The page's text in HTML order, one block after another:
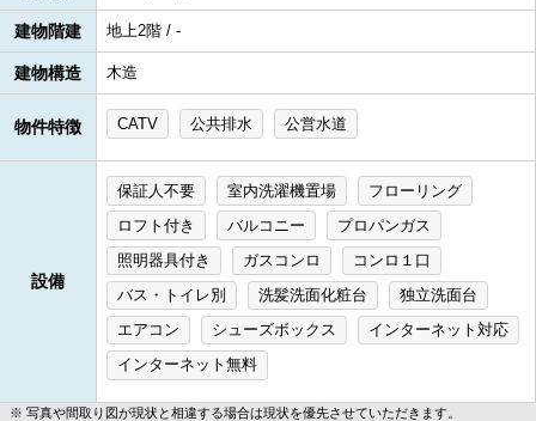
建物階建 地上2階 / -
建物構造 木造
物件特徴 CATV 公共排水 公営水道
設備
保証人不要 室内洗濯機置場
フローリング
ロフト付き
バルコニー
プロパンガス
照明器具付き
ガスコンロ
コンロ１口
バス・トイレ別
洗髪洗面化粧台
独立洗面台
エアコン
シューズボックス
インターネット対応
インターネット無料
写真や間取り図が現状と相違する場合は現状を優先させていただきます。